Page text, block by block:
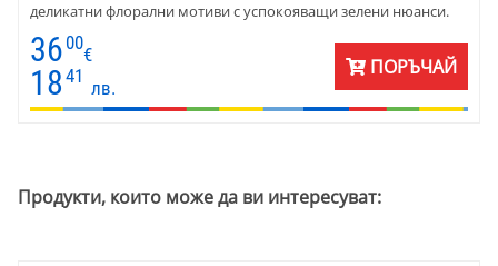
деликатни флорални мотиви с успокояващи зелени нюанси.
Изработен е от ранфорс , комплектът предлага гладка, мека и
дишаща повърхност, която създава истинско усещане за
релакс и естествен комфорт.
36 00
€
18 41
лв.
ПОРЪЧАЙ
Продукти, които може да ви интересуват: